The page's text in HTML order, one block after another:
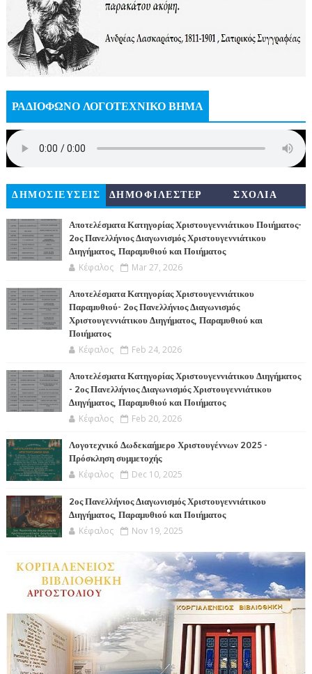
ΡΑΔΙΟΦΩΝΟ ΛΟΓΟΤΕΧΝΙΚΟ ΒΗΜΑ
ΔΗΜΟΣΙΕΥΣΕΙΣ
ΔΗΜΟΦΙΛΕΣΤΕΡ
ΣΧΟΛΙΑ
Αποτελέσματα Κατηγορίας Χριστουγεννιάτικου Ποιήματος-
2ος Πανελλήνιος Διαγωνισμός Χριστουγεννιάτικου
Διηγήματος, Παραμυθιού και Ποιήματος
Κέφαλος Mar 27, 2026
Αποτελέσματα Κατηγορίας Χριστουγεννιάτικου
Παραμυθιού- 2ος Πανελλήνιος Διαγωνισμός
Χριστουγεννιάτικου Διηγήματος, Παραμυθιού και
Ποιήματος
Κέφαλος Feb 24, 2026
Αποτελέσματα Κατηγορίας Χριστουγεννιάτικου Διηγήματος
- 2ος Πανελλήνιος Διαγωνισμός Χριστουγεννιάτικου
Διηγήματος, Παραμυθιού και Ποιήματος
Κέφαλος Feb 20, 2026
Λογοτεχνικό Δωδεκαήμερο Χριστουγέννων 2025 -
Πρόσκληση συμμετοχής
Κέφαλος Dec 10, 2025
2ος Πανελλήνιος Διαγωνισμός Χριστουγεννιάτικου
Διηγήματος, Παραμυθιού και Ποιήματος
Κέφαλος Nov 19, 2025